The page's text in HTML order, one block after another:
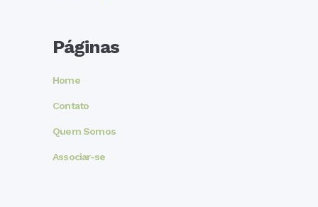
Páginas
Home
Contato
Quem Somos
Associar-se